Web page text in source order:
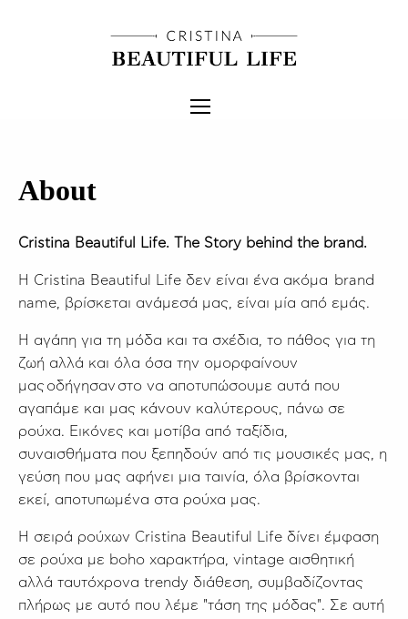
About
Cristina Beautiful Life. The Story behind the brand.
Η Cristina Beautiful Life δεν είναι ένα ακόμα brand
name, βρίσκεται ανάμεσά μας, είναι μία από εμάς.
Η αγάπη για τη μόδα και τα σχέδια, το πάθος για τη
ζωή αλλά και όλα όσα την ομορφαίνουν
μας οδήγησαν στο να αποτυπώσουμε αυτά που
αγαπάμε και μας κάνουν καλύτερους, πάνω σε
ρούχα. Εικόνες και μοτίβα από ταξίδια,
συναισθήματα που ξεπηδούν από τις μουσικές μας, η
γεύση που μας αφήνει μια ταινία, όλα βρίσκονται
εκεί, αποτυπωμένα στα ρούχα μας.
Η σειρά ρούχων Cristina Beautiful Life δίνει έμφαση
σε ρούχα με boho χαρακτήρα, vintage αισθητική
αλλά ταυτόχρονα trendy διάθεση, συμβαδίζοντας
πλήρως με αυτό που λέμε "τάση της μόδας". Σε αυτή